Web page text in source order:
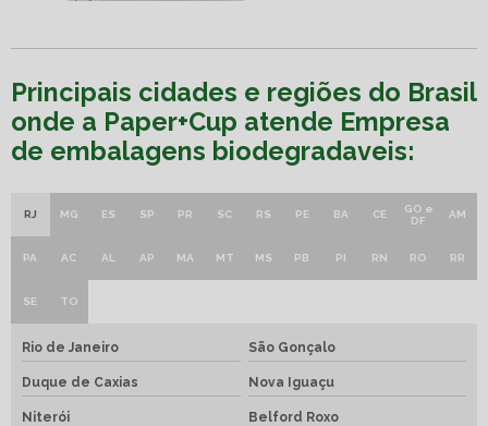
Principais cidades e regiões do Brasil
onde a Paper+Cup atende Empresa
de embalagens biodegradaveis:
RJ MG ES SP PR SC RS PE BA CE
GO e
DF
AM
PA AC AL AP MA MT MS PB PI RN RO RR
SE TO
Rio de Janeiro São Gonçalo
Duque de Caxias Nova Iguaçu
Niterói Belford Roxo